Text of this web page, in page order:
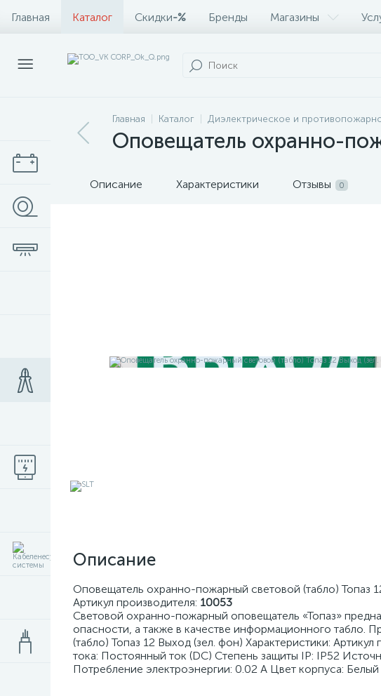
Главная Каталог Скидки-% Бренды Магазины
Главная Каталог Диэлектрическое и
Оповещатель охранно-
Описание Характеристики Отзывы 0
Описание
Оповещатель охранно-пожарный световой (табло) Топаз
Артикул производителя: 10053
Световой охранно-пожарный оповещатель «Топаз»
опасности, а также в качестве информационного табло.
(табло) Топаз 12 Выход (зел. фон) Характеристики:
тока: Постоянный ток (DC) Степень защиты IP: IP52
Потребление электроэнергии: 0.02 А Цвет корпуса: